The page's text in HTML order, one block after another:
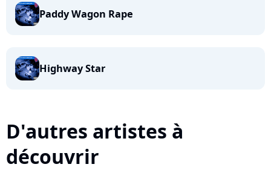
Paddy Wagon Rape
Highway Star
D'autres artistes à
découvrir